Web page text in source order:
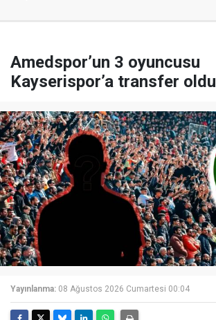
Amedspor’un 3 oyuncusu
Kayserispor’a transfer oldu
Yayınlanma: 08 Ağustos 2026 Cumartesi 00:04